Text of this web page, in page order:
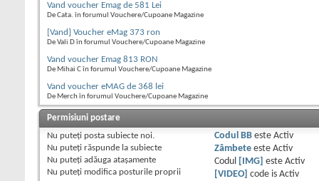
Vand voucher Emag de 581 Lei
De Cata. în forumul Vouchere/Cupoane Magazine
[Vand] Voucher eMag 373 ron
De Vali D în forumul Vouchere/Cupoane Magazine
Vand voucher Emag 813 RON
De Mihai C în forumul Vouchere/Cupoane Magazine
Vand voucher eMAG de 368 lei
De Merch în forumul Vouchere/Cupoane Magazine
Permisiuni postare
Nu puteţi posta subiecte noi.
Nu puteţi răspunde la subiecte
Nu puteţi adăuga ataşamente
Nu puteţi modifica posturile proprii
Codul BBeste Activ
Zâmbeteeste Activ
Codul
[IMG] este Activ
[VIDEO]
code is Activ